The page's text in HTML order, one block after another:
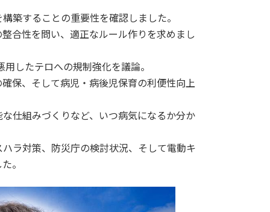
築することの重要性を確認しました。
合性を問い、適正なルール作りを求めまし
したテロへの規制強化を議論。
保、そして病児・病後児保育の利便性向上
仕組みづくりなど、いつ病気になるか分か
ラ対策、防災庁の検討状況、そして電動キ
。